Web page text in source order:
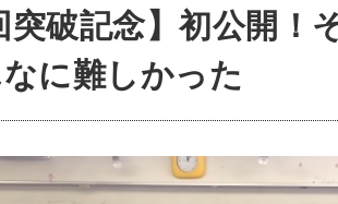
突破記念】初公開！
に難しかった